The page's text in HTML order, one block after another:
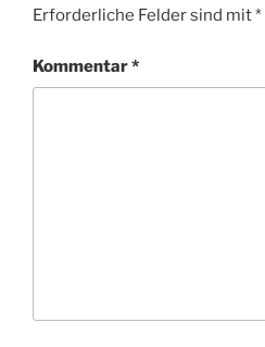
Erforderliche Felder sind mit*
Kommentar*